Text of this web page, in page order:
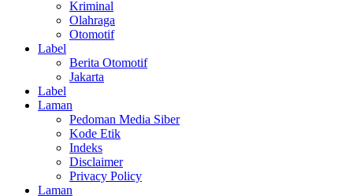
Kriminal
Olahraga
Otomotif
Label
Berita Otomotif
Jakarta
Label
Laman
Pedoman Media Siber
Kode Etik
Indeks
Disclaimer
Privacy Policy
Laman